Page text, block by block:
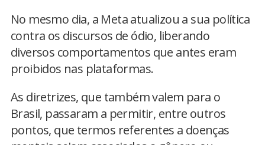
No mesmo dia, a Meta atualizou a sua política
contra os discursos de ódio, liberando
diversos comportamentos que antes eram
proibidos nas plataformas.
As diretrizes, que também valem para o
Brasil, passaram a permitir, entre outros
pontos, que termos referentes a doenças